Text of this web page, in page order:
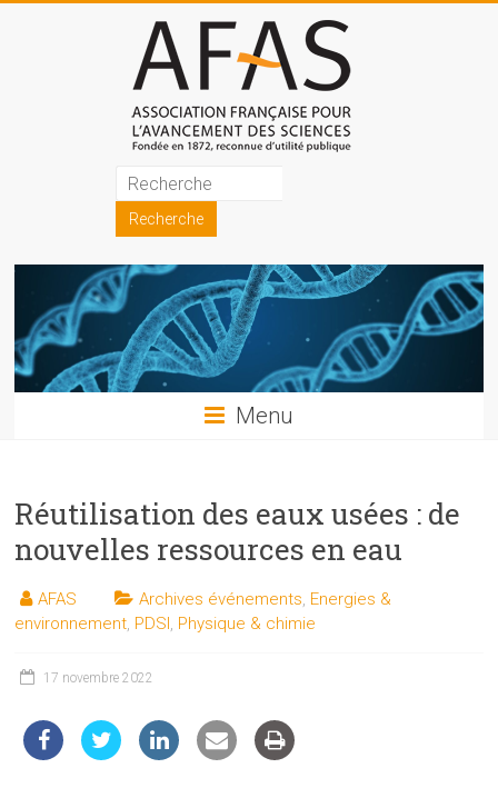
Association
française
pour
l'avancement
des
sciences
les
sciences
et
les
techniques
du
Menu
Réutilisation des eaux usées : de
nouvelles ressources en eau
AFAS Archives événements Energies &
environnement PDSI Physique & chimie
17 novembre 2022